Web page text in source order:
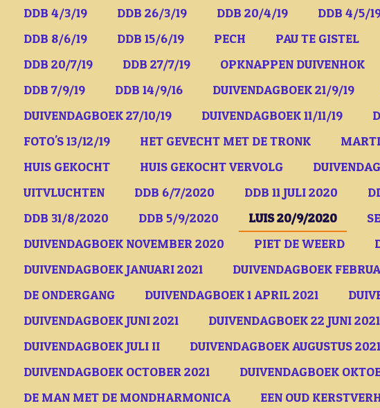
DDB 4/3/19
DDB 26/3/19 DDB 20/4/19 DDB 4/5/
DDB 8/6/19
DDB 15/6/19 PECH PAU TE GISTEL
DDB 20/7/19
DDB 27/7/19 OPKNAPPEN DUIVENHOK
DDB 7/9/19
DDB 14/9/16 DUIVENDAGBOEK 21/9/19
DUIVENDAGBOEK 27/10/19
DUIVENDAGBOEK 11/11/19
FOTO'S 13/12/19
HET GEVECHT MET DE TRONK
HUIS GEKOCHT
HUIS GEKOCHT VERVOLG
UITVLUCHTEN
DDB 6/7/2020 DDB 11 JULI 2020
DDB 31/8/2020
DDB 5/9/2020 LUIS 20/9/2020
DUIVENDAGBOEK NOVEMBER 2020
PIET DE WEERD
DUIVENDAGBOEK JANUARI 2021
DUIVENDAGBOEK
DE ONDERGANG
DUIVENDAGBOEK 1 APRIL 2021
DUIVENDAGBOEK JUNI 2021
DUIVENDAGBOEK 22 JUNI 2021
DUIVENDAGBOEK JULI II
DUIVENDAGBOEK AUGUSTUS 2021
DUIVENDAGBOEK OCTOBER 2021
DUIVENDAGBOEK
DE MAN MET DE MONDHARMONICA
EEN OUD